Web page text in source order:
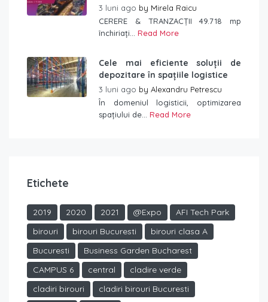
3 luni ago by Mirela Raicu
CERERE & TRANZACȚII 49.718 mp
închiriați... Read More
Cele mai eficiente soluții de
depozitare în spațiile logistice
3 luni ago by Alexandru Petrescu
În domeniul logisticii, optimizarea
spațiului de... Read More
Etichete
2019 2020 2021 @Expo
AFI Tech Park
birouri
birouri Bucuresti
birouri clasa A
Bucuresti
Business Garden Bucharest
CAMPUS 6
central
cladire verde
cladiri birouri
cladiri birouri Bucuresti